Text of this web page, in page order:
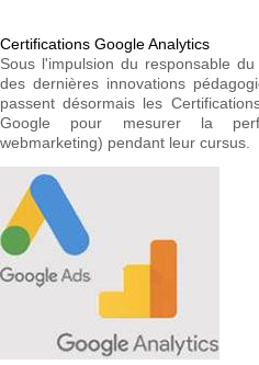
Certifications Google Analytics
Sous l'impulsion du responsable
des dernières innovations
passent désormais les
Google pour mesurer la
webmarketing) pendant leur cursus.